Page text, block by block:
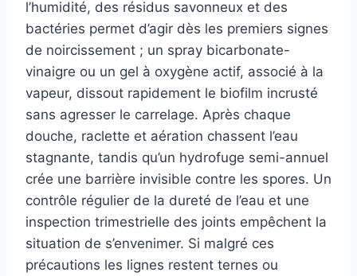
l’humidité, des résidus savonneux et des
bactéries permet d’agir dès les premiers signes
de noircissement ; un spray bicarbonate-
vinaigre ou un gel à oxygène actif, associé à la
vapeur, dissout rapidement le biofilm incrusté
sans agresser le carrelage. Après chaque
douche, raclette et aération chassent l’eau
stagnante, tandis qu’un hydrofuge semi-annuel
crée une barrière invisible contre les spores. Un
contrôle régulier de la dureté de l’eau et une
inspection trimestrielle des joints empêchent la
situation de s’envenimer. Si malgré ces
précautions les lignes restent ternes ou